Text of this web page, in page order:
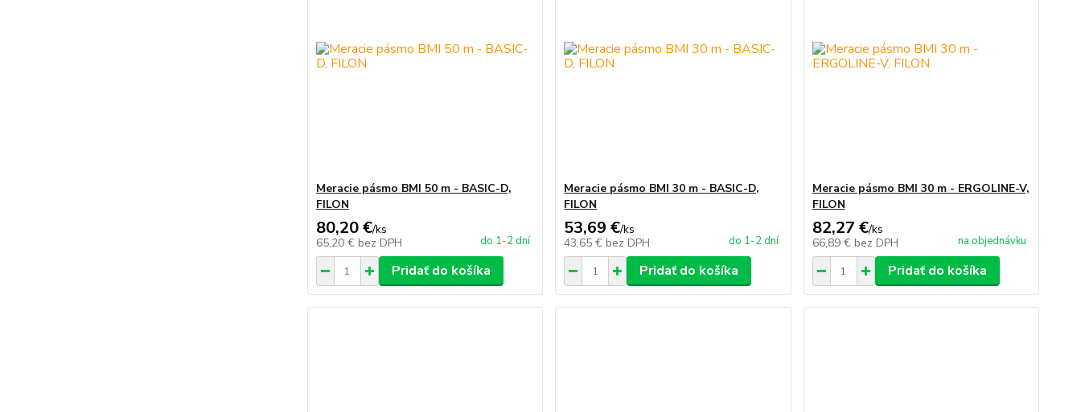
Meracie pásmo BMI 50 m - BASIC-D,
FILON
80,20 €/ks
65,20 € bez DPH do 1-2 dní
Pridať do košíka
Meracie pásmo BMI 30 m - BASIC-D,
FILON
53,69 €/ks
43,65 € bez DPH do 1-2 dní
Pridať do košíka
Meracie pásmo BMI 30 m - ERGOLINE-V,
FILON
82,27 €/ks
66,89 € bez DPH na objednávku
Pridať do košíka